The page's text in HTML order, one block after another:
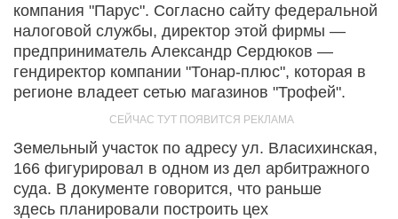
компания "Парус". Согласно сайту федеральной
налоговой службы, директор этой фирмы —
предприниматель Александр Сердюков —
гендиректор компании "Тонар-плюс", которая в
регионе владеет сетью магазинов "Трофей".
Земельный участок по адресу ул. Власихинская,
166 фигурировал в одном из дел арбитражного
суда. В документе говорится, что раньше
здесь планировали построить цех